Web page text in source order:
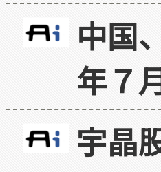
中国
年７
宇晶